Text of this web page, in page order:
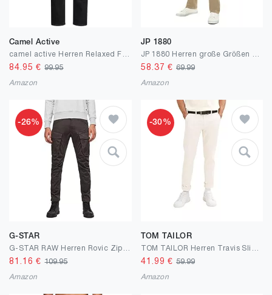
Camel Active
84.95 €99.95
Amazon
JP 1880
58.37 € 69.99
Amazon
-26%
G-STAR
81.16 €109.95
Amazon
-30%
TOM TAILOR
41.99 € 59.99
Amazon